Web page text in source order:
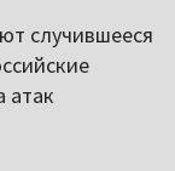
случившееся
атак